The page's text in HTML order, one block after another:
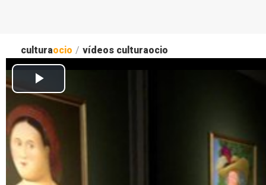
culturaocio / vídeos culturaocio